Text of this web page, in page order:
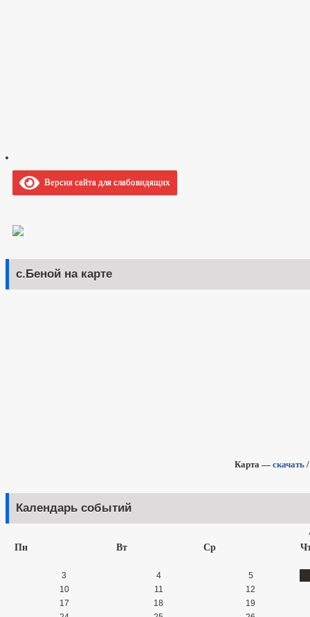
Версия сайта для слабовидящих
с.Беной на карте
Карта — скачать
Календарь событий
Пн
Вт Ср
3 4
5
10
11
12
17
18
19